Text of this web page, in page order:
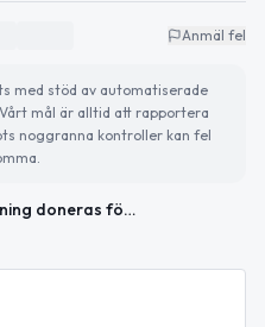
Anmäl fel
med stöd av automatiserade
mål är alltid att rapportera
noggranna kontroller kan fel
Kirunautrustning doneras för att stärka Ukrainas elnät